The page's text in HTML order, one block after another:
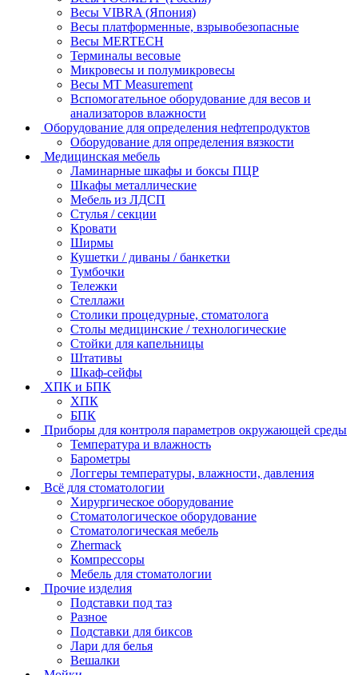
Весы VIBRA (Япония)
Весы платформенные, взрывобезопасные
Весы MERTECH
Терминалы весовые
Микровесы и полумикровесы
Весы MT Measurement
Вспомогательное оборудование для весов и
анализаторов влажности
Оборудование для определения нефтепродуктов
Оборудование для определения вязкости
Медицинская мебель
Ламинарные шкафы и боксы ПЦР
Шкафы металлические
Мебель из ЛДСП
Стулья / секции
Кровати
Ширмы
Кушетки / диваны / банкетки
Тумбочки
Тележки
Стеллажи
Столики процедурные, стоматолога
Столы медицинские / технологические
Стойки для капельницы
Штативы
Шкаф-сейфы
ХПК и БПК
ХПК
БПК
Приборы для контроля параметров окружающей среды
Температура и влажность
Барометры
Логгеры температуры, влажности, давления
Всё для стоматологии
Хирургическое оборудование
Стоматологическое оборудование
Стоматологическая мебель
Zhermack
Компрессоры
Мебель для стоматологии
Прочие изделия
Подставки под таз
Разное
Подставки для биксов
Лари для белья
Вешалки